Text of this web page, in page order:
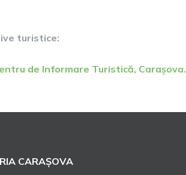
turistice:
de Informare Turistică, Carașova.
CARAȘOVA